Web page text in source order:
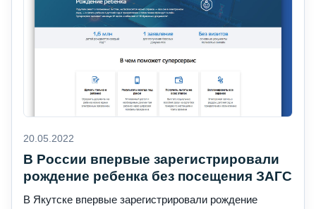
20.05.2022
В России впервые зарегистрировали
рождение ребенка без посещения ЗАГС
В Якутске впервые зарегистрировали рождение